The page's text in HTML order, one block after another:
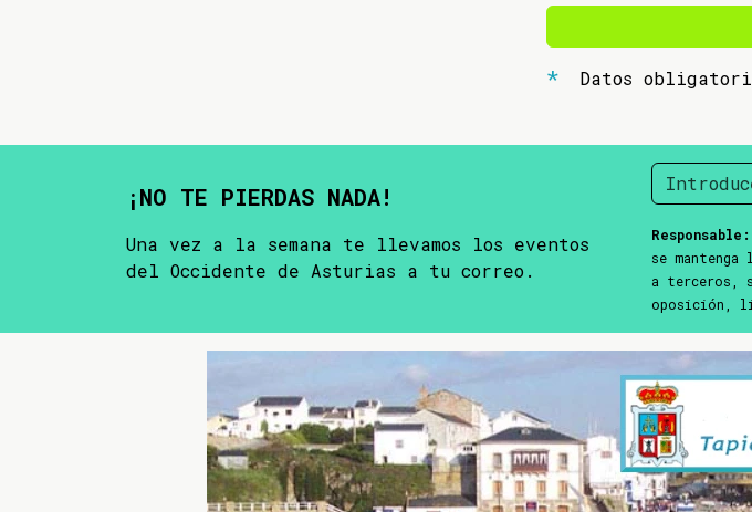
Datos
¡NO TE PIERDAS NADA!
Una vez a la semana te llevamos los eventos
del Occidente de Asturias a tu correo.
Responsable:
se
a terceros,
oposición,